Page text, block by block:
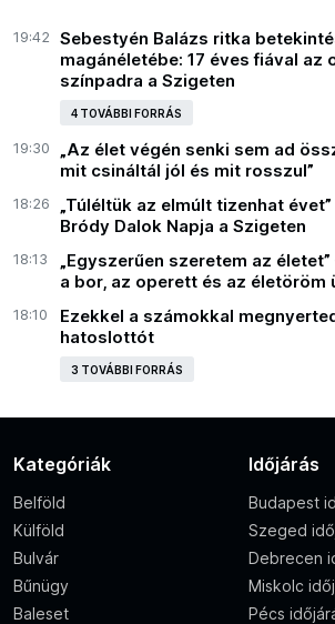
19:42
Sebestyén Balázs ritka
magánéletébe: 17 éves fiával az
színpadra a Szigeten
4 TOVÁBBI FORRÁS
19:30
„Az élet végén senki sem ad
mit csináltál jól és mit rosszul”
18:26
„Túléltük az elmúlt tizenhat
Bródy Dalok Napja a Szigeten
18:13
„Egyszerűen szeretem az
a bor, az operett és az életöröm
18:10
Ezekkel a számokkal
hatoslottót
3 TOVÁBBI FORRÁS
Kategóriák
Belföld
Külföld
Bulvár
Bűnügy
Baleset
Időjárás
Budapest
Szeged
Debrecen
Miskolc
Pécs